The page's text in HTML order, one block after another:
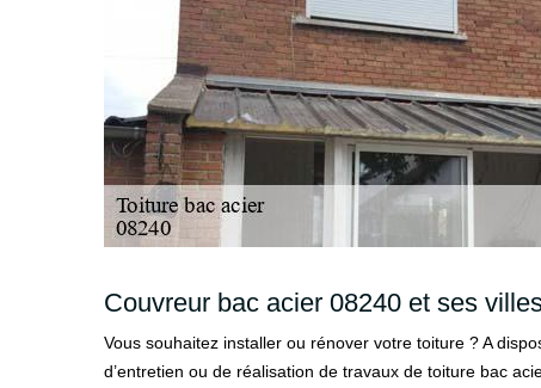
Couvreur bac acier 08240 et ses
Vous souhaitez installer ou rénover votre toiture ? A
d’entretien ou de réalisation de travaux de toiture bac